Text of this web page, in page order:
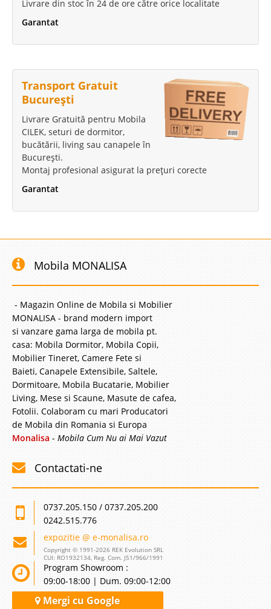
Livrare din stoc în 24 de ore către orice localitate
Garantat
Transport Gratuit
București
Livrare Gratuită pentru Mobila
CILEK, seturi de dormitor,
bucătării, living sau canapele în
București.
Montaj profesional asigurat la prețuri corecte
Garantat
Mobila MONALISA
- Magazin Online de Mobila si Mobilier
MONALISA - brand modern import
si vanzare gama larga de mobila pt.
casa: Mobila Dormitor, Mobila Copii,
Mobilier Tineret, Camere Fete si
Baieti, Canapele Extensibile, Saltele,
Dormitoare, Mobila Bucatarie, Mobilier
Living, Mese si Scaune, Masute de cafea,
Fotolii. Colaboram cu mari Producatori
de Mobila din Romania si Europa
Monalisa - Mobila Cum Nu ai Mai Vazut
Contactati-ne
0737.205.150 / 0737.205.200
0242.515.776
expozitie @ e-monalisa.ro
Copyright © 1991-2026 REK Evolution SRL
CUI: RO1932134, Reg. Com. J51/966/1991
Program Showroom :
09:00-18:00 | Dum. 09:00-12:00
Mergi cu Google